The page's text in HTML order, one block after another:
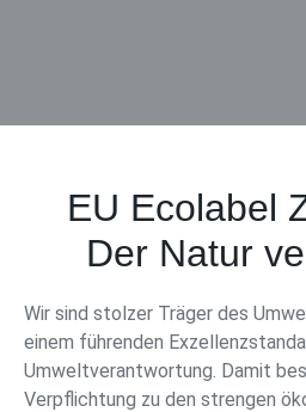
EU Ecolabel
Der Natur
Wir sind stolzer Träger des
einem führenden
Umweltverantwortung. Damit
Verpflichtung zu den strengen